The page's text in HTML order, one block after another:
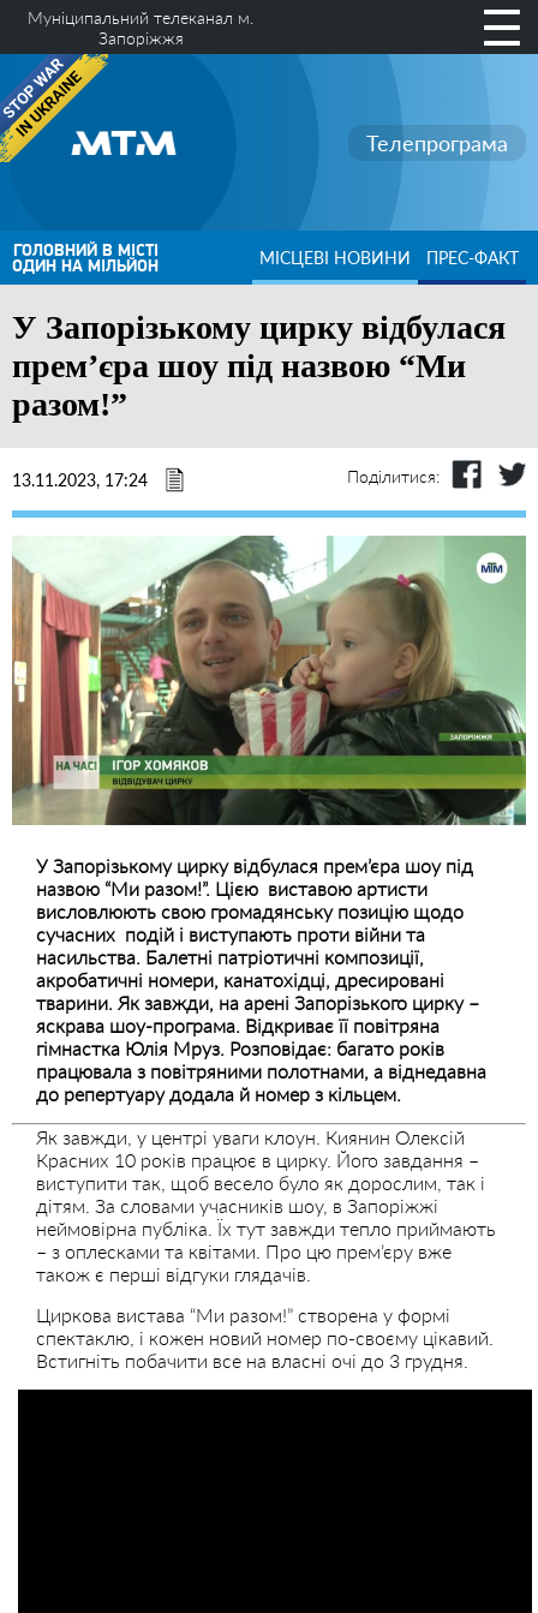
Муніципальний телеканал м.
Запоріжжя
Телепрограма
ГОЛОВНИЙ В МІСТІ
ОДИН НА МІЛЬЙОН МІСЦЕВІ НОВИНИ ПРЕС-ФАКТ
У Запорізькому цирку відбулася
прем’єра шоу під назвою “Ми
разом!”
13.11.2023, 17:24 Поділитися:
У Запорізькому цирку відбулася прем’єра шоу під
назвою “Ми разом!”. Цією виставою артисти
висловлюють свою громадянську позицію щодо
сучасних подій і виступають проти війни та
насильства. Балетні патріотичні композиції,
акробатичні номери, канатохідці, дресировані
тварини. Як завжди, на арені Запорізького цирку –
яскрава шоу-програма. Відкриває її повітряна
гімнастка Юлія Мруз. Розповідає: багато років
працювала з повітряними полотнами, а віднедавна
до репертуару додала й номер з кільцем.
Як завжди, у центрі уваги клоун. Киянин Олексій
Красних 10 років працює в цирку. Його завдання –
виступити так, щоб весело було як дорослим, так і
дітям. За словами учасників шоу, в Запоріжжі
неймовірна публіка. Їх тут завжди тепло приймають
– з оплесками та квітами. Про цю прем’єру вже
також є перші відгуки глядачів.
Циркова вистава “Ми разом!” створена у формі
спектаклю, і кожен новий номер по-своєму цікавий.
Встигніть побачити все на власні очі до 3 грудня.